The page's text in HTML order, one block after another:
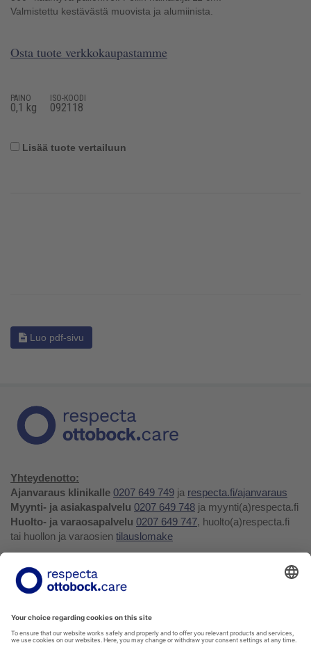
Valmistettu kestävästä muovista ja alumiinista.
Osta tuote verkkokaupastamme
PAINO
0,1 kg
ISO-KOODI
092118
Lisää tuote vertailuun
Luo pdf-sivu
Yhteydenotto:
Ajanvaraus klinikalle 0207 649 749 ja respecta.fi/ajanvaraus
Myynti- ja asiakaspalvelu 0207 649 748 ja myynti(a)respecta.fi
Huolto- ja varaosapalvelu 0207 649 747, huolto(a)respecta.fi
tai huollon ja varaosien tilauslomake
Facebook
Youtube
Tietosuojakäytäntö
Privacy Policy
Soittohinnat oman operaattorin matkapuhelin- tai
paikallispuhelumaksun mukaisesti.